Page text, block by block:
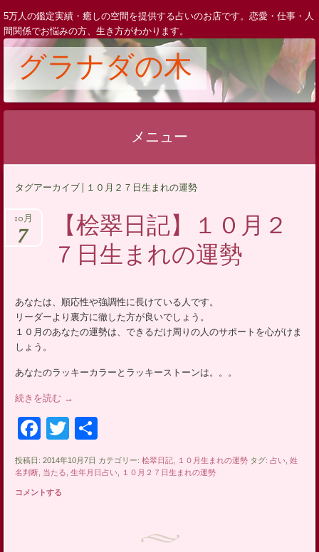
5万人の鑑定実績・癒しの空間を提供する占いのお店です。恋愛・仕事・人
間関係でお悩みの方、生き方がわかります。
グラナダの木
メニュー
ン
キ
プ
タグアーカイブ | １０月２７日生まれの運勢
【桧翠日記】１０月２
７日生まれの運勢
10月
7
あなたは、順応性や強調性に長けている人です。
リーダーより裏方に徹した方が良いでしょう。
１０月のあなたの運勢は、できるだけ周りの人のサポートを心がけま
しょう。
あなたのラッキーカラーとラッキーストーンは。。。
続きを読む →
Facebook
Twitter
有
投稿日: 2014年10月7日 カテゴリー:桧翠日記 １０月生まれの運勢 タグ:占い ,姓
名判断 当たる ,生年月日占い １０月２７日生まれの運勢
コメントする